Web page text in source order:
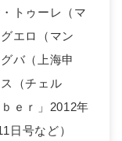
トゥーレ（マ
エロ（マン
バ（上海申
（チェル
ｅｒ」2012年
日号など）